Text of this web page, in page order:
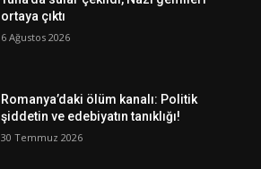
ortaya çıktı
6 Ağustos 2026
Romanya’daki ölüm kanalı: Politik
şiddetin ve edebiyatın tanıklığı!
30 Temmuz 2026